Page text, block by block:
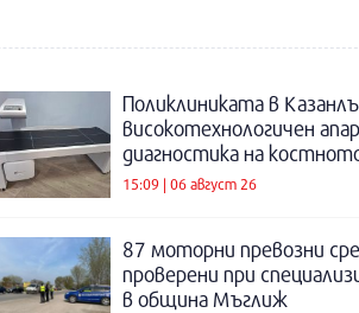
Поликлиниката в
високотехнологичен
диагностика на
15:09 | 06 август 26
87 моторни превозни
проверени при
в община Мъглиж